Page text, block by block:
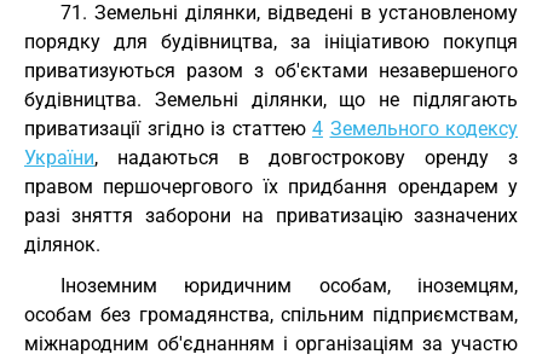
71. Земельні ділянки, відведені в установленому
порядку для будівництва, за ініціативою покупця
приватизуються разом з об'єктами незавершеного
будівництва. Земельні ділянки, що не підлягають
приватизації згідно із статтею 4 Земельного кодексу
України, надаються в довгострокову оренду з
правом першочергового їх придбання орендарем у
разі зняття заборони на приватизацію зазначених
ділянок.
Іноземним юридичним особам, іноземцям,
особам без громадянства, спільним підприємствам,
міжнародним об'єднанням і організаціям за участю